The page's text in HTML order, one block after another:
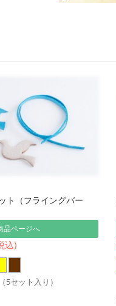
ト（フライングバー
品ページへ
込)
5セット入り）